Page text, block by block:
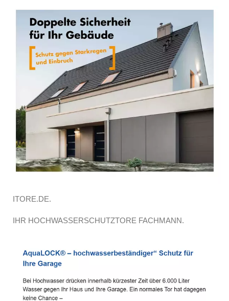
ITORE.DE.
IHR HOCHWASSERSCHUTZTORE FACHMANN.